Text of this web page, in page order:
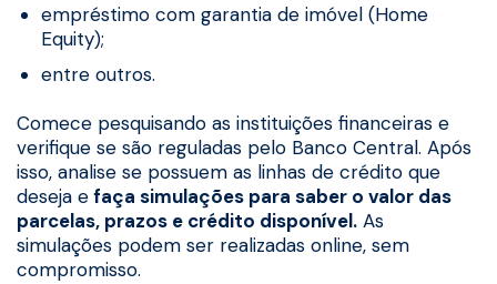
empréstimo com garantia de imóvel (Home
Equity);
entre outros.
Comece pesquisando as instituições financeiras e
verifique se são reguladas pelo Banco Central. Após
isso, analise se possuem as linhas de crédito que
deseja efaça simulações para saber o valor das
parcelas, prazos e crédito disponível. As
simulações podem ser realizadas online, sem
compromisso.